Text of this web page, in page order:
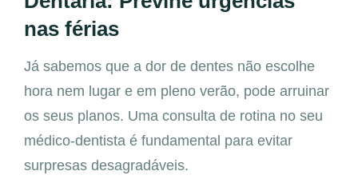
nas férias
Já sabemos que a dor de dentes não escolhe
hora nem lugar e em pleno verão, pode arruinar
os seus planos. Uma consulta de rotina no seu
médico-dentista é fundamental para evitar
surpresas desagradáveis.